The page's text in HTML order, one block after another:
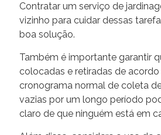
Contratar um serviço de
vizinho para cuidar dessas
boa solução.
Também é importante garantir
colocadas e retiradas de
cronograma normal de coleta
vazias por um longo período
claro de que ninguém está em